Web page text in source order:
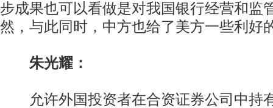
步成果也可以看做是对我国银行经营和监
然，与此同时，中方也给了美方一些利好
朱光耀：
允许外国投资者在合资证券公司中持